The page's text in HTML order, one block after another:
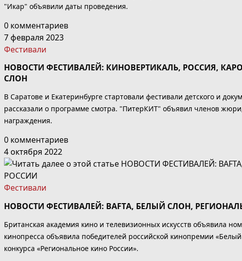
"Икар" объявили даты проведения.
0 комментариев
7 февраля 2023
Фестивали
НОВОСТИ ФЕСТИВАЛЕЙ: КИНОВЕРТИКАЛЬ, РОССИЯ,
СЛОН
В Саратове и Екатеринбурге стартовали фестивали детского и
рассказали о программе смотра. "ПитерКИТ" объявил членов
награждения.
0 комментариев
4 октября 2022
Фестивали
НОВОСТИ ФЕСТИВАЛЕЙ: BAFTA, БЕЛЫЙ СЛОН,
Британская академия кино и телевизионных искусств объявила
кинопресса объявила победителей российской кинопремии
конкурса «Региональное кино России».